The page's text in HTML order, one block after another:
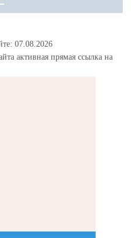
07.08.2026
активная прямая ссылка на